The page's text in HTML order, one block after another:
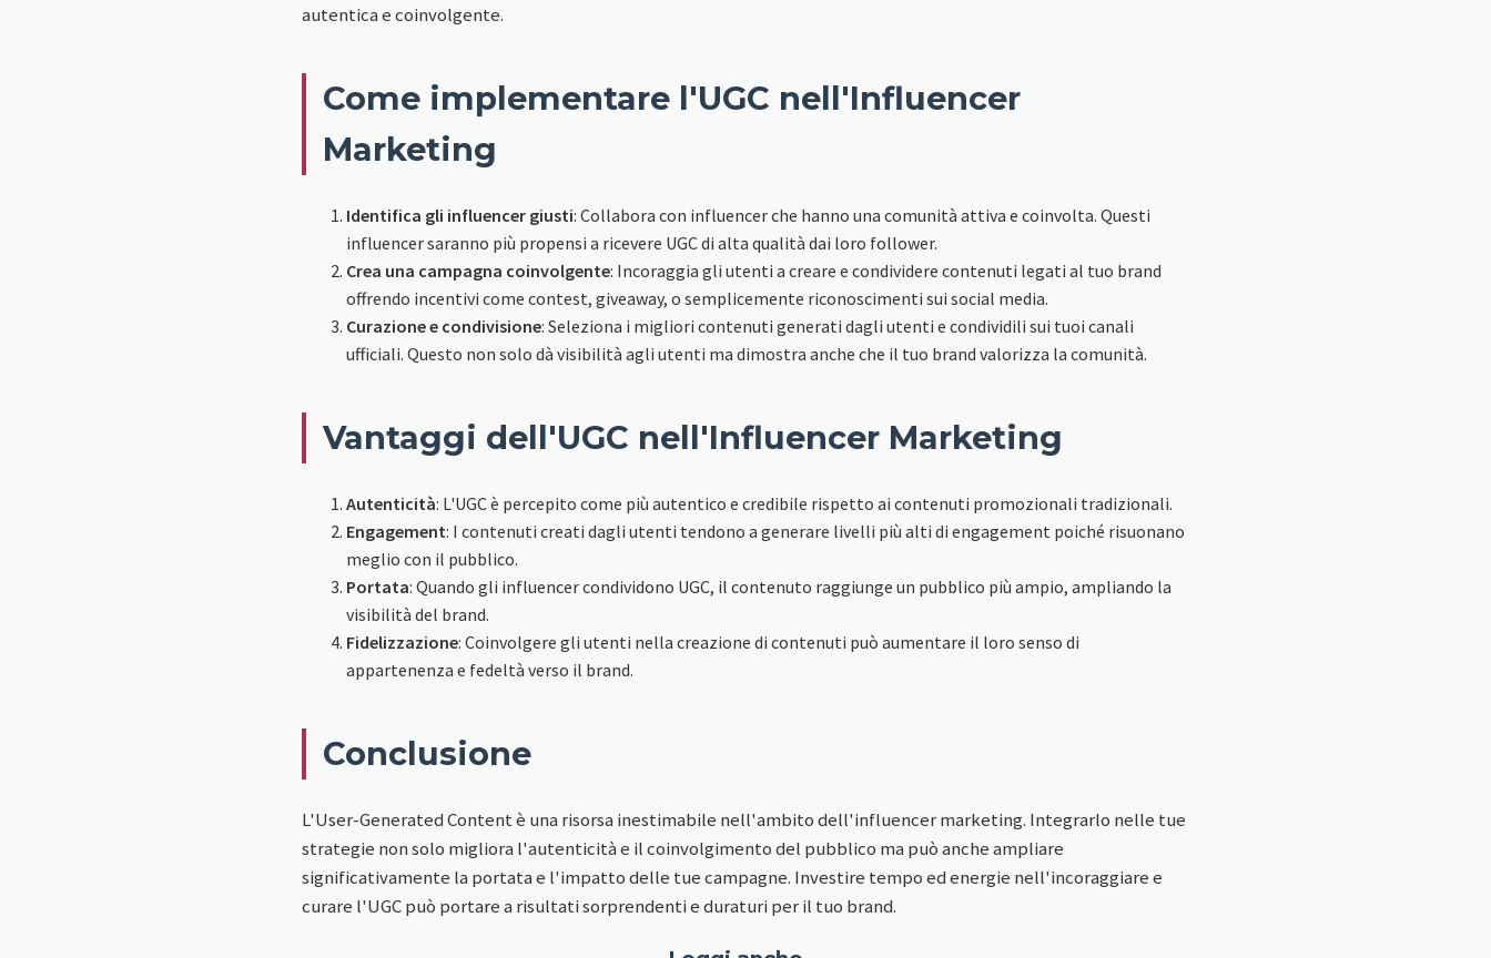
autentica e coinvolgente.
Come implementare l'UGC nell'Influencer
Marketing
Identifica gli influencer giusti: Collabora con influencer che hanno una comunità attiva e coinvolta. Questi
influencer saranno più propensi a ricevere UGC di alta qualità dai loro follower.
Crea una campagna coinvolgente: Incoraggia gli utenti a creare e condividere contenuti legati al tuo brand
offrendo incentivi come contest, giveaway, o semplicemente riconoscimenti sui social media.
Curazione e condivisione: Seleziona i migliori contenuti generati dagli utenti e condividili sui tuoi canali
ufficiali. Questo non solo dà visibilità agli utenti ma dimostra anche che il tuo brand valorizza la comunità.
Vantaggi dell'UGC nell'Influencer Marketing
Autenticità: L'UGC è percepito come più autentico e credibile rispetto ai contenuti promozionali tradizionali.
Engagement: I contenuti creati dagli utenti tendono a generare livelli più alti di engagement poiché risuonano
meglio con il pubblico.
Portata: Quando gli influencer condividono UGC, il contenuto raggiunge un pubblico più ampio, ampliando la
visibilità del brand.
Fidelizzazione: Coinvolgere gli utenti nella creazione di contenuti può aumentare il loro senso di
appartenenza e fedeltà verso il brand.
Conclusione
L'User-Generated Content è una risorsa inestimabile nell'ambito dell'influencer marketing. Integrarlo nelle tue
strategie non solo migliora l'autenticità e il coinvolgimento del pubblico ma può anche ampliare
significativamente la portata e l'impatto delle tue campagne. Investire tempo ed energie nell'incoraggiare e
curare l'UGC può portare a risultati sorprendenti e duraturi per il tuo brand.